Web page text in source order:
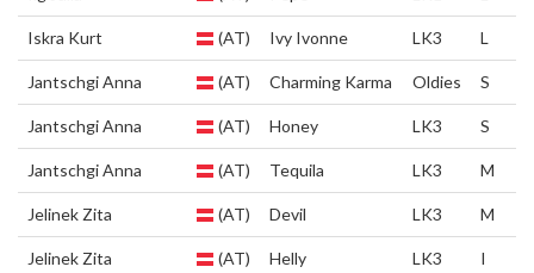
Iskra Kurt (AT) Ivy Ivonne LK3 L
Jantschgi Anna (AT) Charming Karma Oldies S
Jantschgi Anna (AT) Honey LK3 S
Jantschgi Anna (AT) Tequila LK3 M
Jelinek Zita (AT) Devil LK3 M
Jelinek Zita (AT) Helly LK3 I